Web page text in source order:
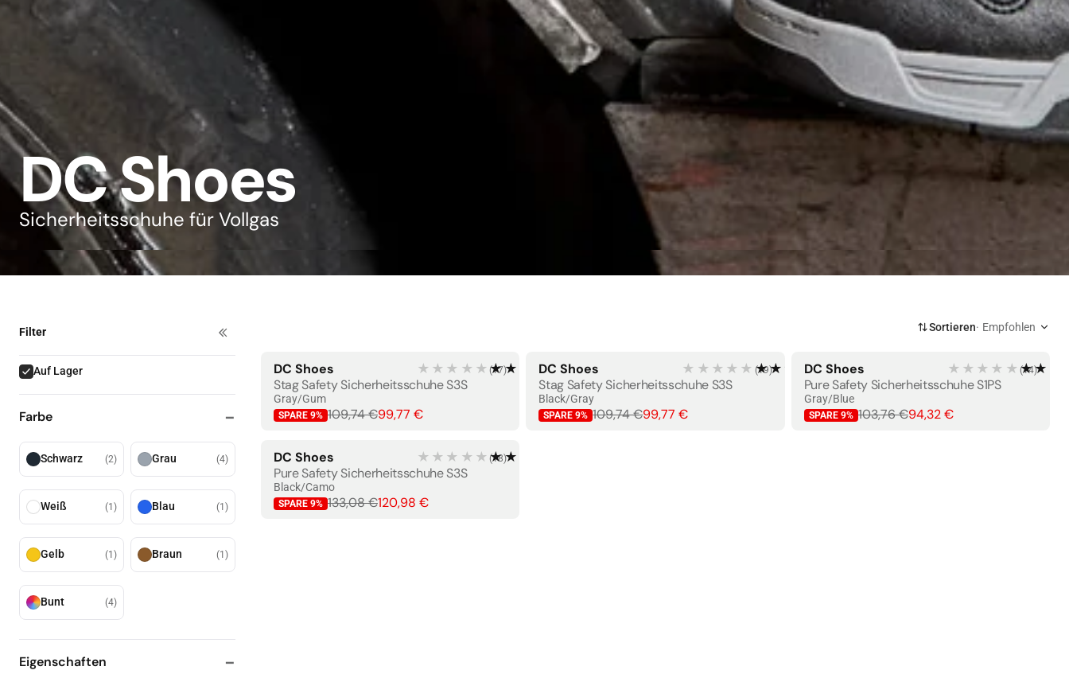
DC Shoes
Sicherheitsschuhe für Vollgas
Filter
Auf Lager
Farbe
Schwarz (2) Grau (4)
Weiß (1) Blau (1)
Gelb (1) Braun (1)
Bunt (4)
Eigenschaften
Sortieren Empfohlen
Größentabelle ×
BESTSELLER
DC Shoes ★★★★★★★★★★
(17)
Stag Safety Sicherheitsschuhe S3S
Gray/Gum
SPARE 9% 109,74 €99,77 €
BESTSELLER
DC Shoes ★★★★★ ★★★★★
(19)
Stag Safety Sicherheitsschuhe S3S
Black/Gray
SPARE 9% 109,74 €99,77 €
BESTSELLER
DC Shoes ★★★★★ (14)
Pure Safety Sicherheitsschuhe S1PS
Gray/Blue
SPARE 9% 103,76 €94,32 €
BESTSELLER
DC Shoes ★★★★★★★★★★
(18)
Pure Safety Sicherheitsschuhe S3S
Black/Camo
SPARE 9% 133,08 €120,98 €